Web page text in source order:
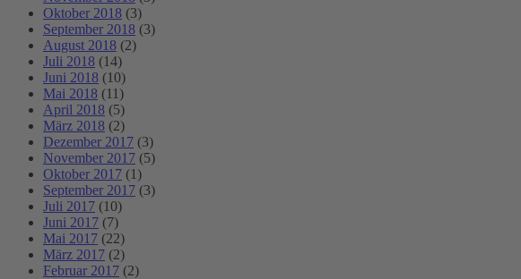
Oktober 2018 (3)
September 2018 (3)
August 2018 (2)
Juli 2018 (14)
Juni 2018 (10)
Mai 2018 (11)
April 2018 (5)
März 2018 (2)
Dezember 2017 (3)
November 2017 (5)
Oktober 2017 (1)
September 2017 (3)
Juli 2017 (10)
Juni 2017 (7)
Mai 2017 (22)
März 2017 (2)
Februar 2017 (2)